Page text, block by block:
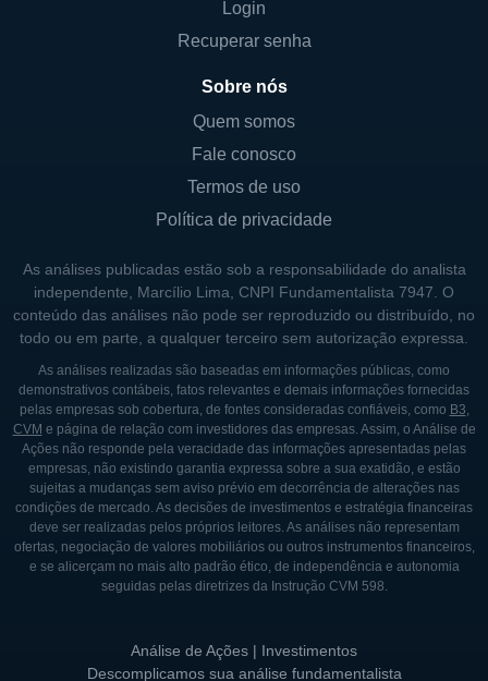
Login
Recuperar senha
Sobre nós
Quem somos
Fale conosco
Termos de uso
Política de privacidade
As análises publicadas estão sob a responsabilidade do analista
independente, Marcílio Lima, CNPI Fundamentalista 7947. O
conteúdo das análises não pode ser reproduzido ou distribuído, no
todo ou em parte, a qualquer terceiro sem autorização expressa.
As análises realizadas são baseadas em informações públicas, como
demonstrativos contábeis, fatos relevantes e demais informações fornecidas
pelas empresas sob cobertura, de fontes consideradas confiáveis, como B3,
CVM e página de relação com investidores das empresas. Assim, o Análise de
Ações não responde pela veracidade das informações apresentadas pelas
empresas, não existindo garantia expressa sobre a sua exatidão, e estão
sujeitas a mudanças sem aviso prévio em decorrência de alterações nas
condições de mercado. As decisões de investimentos e estratégia financeiras
deve ser realizadas pelos próprios leitores. As análises não representam
ofertas, negociação de valores mobiliários ou outros instrumentos financeiros,
e se alicerçam no mais alto padrão ético, de independência e autonomia
seguidas pelas diretrizes da Instrução CVM 598.
Análise de Ações | Investimentos
Descomplicamos sua análise fundamentalista